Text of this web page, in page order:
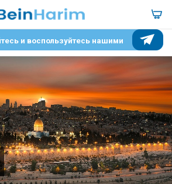
и воспользуйтесь нашими
для участников